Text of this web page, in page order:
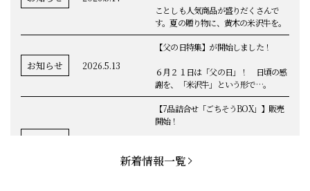
ことしも人気商品が盛りだくさんで
す。夏の贈り物に、黄木の米沢牛を。
お知らせ 2026.5.13
【父の日特集】が開始しました！
６月２１日は「父の日」！ 日頃の感
謝を、「米沢牛」という形で…。
【7品詰合せ「ごちそうBOX」】販売
開始！
ンチカツ」など、黄木の自慢が詰まっ
てます。
新着情報一覧